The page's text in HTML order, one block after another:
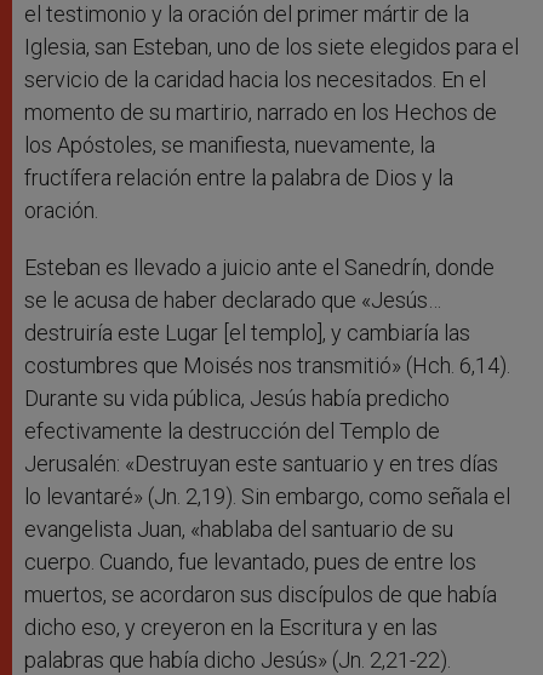
el testimonio y la oración del primer mártir de la
Iglesia, san Esteban, uno de los siete elegidos para el
servicio de la caridad hacia los necesitados. En el
momento de su martirio, narrado en los Hechos de
los Apóstoles, se manifiesta, nuevamente, la
fructífera relación entre la palabra de Dios y la
oración.
Esteban es llevado a juicio ante el Sanedrín, donde
se le acusa de haber declarado que «Jesús…
destruiría este Lugar [el templo], y cambiaría las
costumbres que Moisés nos transmitió» (Hch. 6,14).
Durante su vida pública, Jesús había predicho
efectivamente la destrucción del Templo de
Jerusalén: «Destruyan este santuario y en tres días
lo levantaré» (Jn. 2,19). Sin embargo, como señala el
evangelista Juan, «hablaba del santuario de su
cuerpo. Cuando, fue levantado, pues de entre los
muertos, se acordaron sus discípulos de que había
dicho eso, y creyeron en la Escritura y en las
palabras que había dicho Jesús» (Jn. 2,21-22).